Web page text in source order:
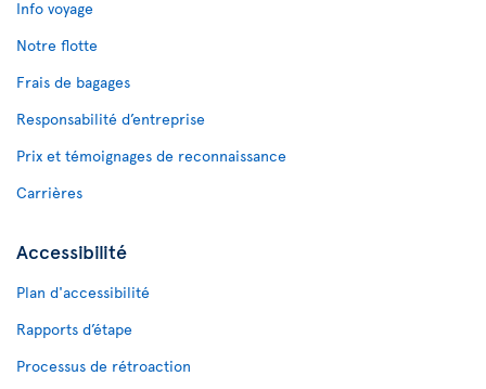
Info voyage
Notre flotte
Frais de bagages
Responsabilité d’entreprise
Prix et témoignages de reconnaissance
Carrières
Accessibilité
Plan d'accessibilité
Rapports d’étape
Processus de rétroaction